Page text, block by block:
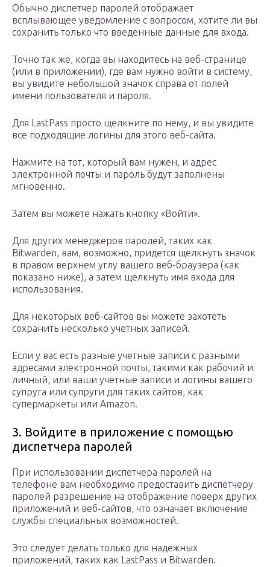
Обычно диспетчер паролей отображает
всплывающее уведомление с вопросом, хотите ли вы
сохранить только что введенные данные для входа.
Точно так же, когда вы находитесь на веб-странице
(или в приложении), где вам нужно войти в систему,
вы увидите небольшой значок справа от полей
имени пользователя и пароля.
Для LastPass просто щелкните по нему, и вы увидите
все подходящие логины для этого веб-сайта.
Нажмите на тот, который вам нужен, и адрес
электронной почты и пароль будут заполнены
мгновенно.
Затем вы можете нажать кнопку «Войти».
Для других менеджеров паролей, таких как
Bitwarden, вам, возможно, придется щелкнуть значок
в правом верхнем углу вашего веб-браузера (как
показано ниже), а затем щелкнуть имя входа для
использования.
Для некоторых веб-сайтов вы можете захотеть
сохранить несколько учетных записей.
Если у вас есть разные учетные записи с разными
адресами электронной почты, такими как рабочий и
личный, или ваши учетные записи и логины вашего
супруга или супруги для таких сайтов, как
супермаркеты или Amazon.
3. Войдите в приложение с помощью
диспетчера паролей
При использовании диспетчера паролей на
телефоне вам необходимо предоставить диспетчеру
паролей разрешение на отображение поверх других
приложений и веб-сайтов, что означает включение
службы специальных возможностей.
Это следует делать только для надежных
приложений, таких как LastPass и Bitwarden.